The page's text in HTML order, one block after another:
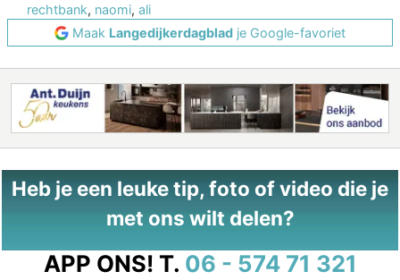
rechtbank, naomi, ali
Maak Langedijkerdagblad je Google-favoriet
Heb je een leuke tip, foto of video die je
met ons wilt delen?
APP ONS! T. 06 - 574 71 321